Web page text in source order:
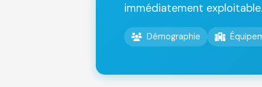
immédiatement exploitable.
Démographie